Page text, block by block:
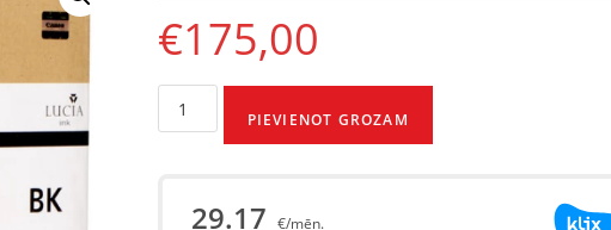
€175,00
PIEVIENOT GROZAM